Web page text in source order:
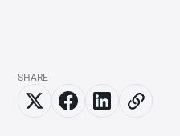
SHARE